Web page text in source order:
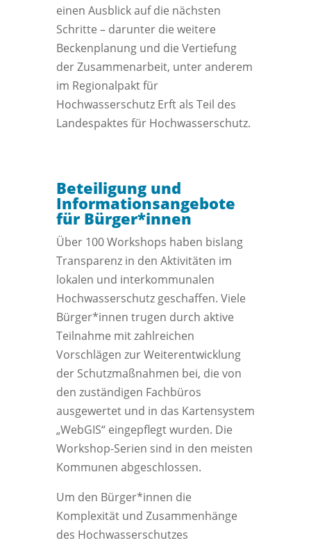
einen Ausblick auf die nächsten
Schritte – darunter die weitere
Beckenplanung und die Vertiefung
der Zusammenarbeit, unter anderem
im Regionalpakt für
Hochwasserschutz Erft als Teil des
Landespaktes für Hochwasserschutz.
Beteiligung und
Informationsangebote
für Bürger*innen
Über 100 Workshops haben bislang
Transparenz in den Aktivitäten im
lokalen und interkommunalen
Hochwasserschutz geschaffen. Viele
Bürger*innen trugen durch aktive
Teilnahme mit zahlreichen
Vorschlägen zur Weiterentwicklung
der Schutzmaßnahmen bei, die von
den zuständigen Fachbüros
ausgewertet und in das Kartensystem
„WebGIS“ eingepflegt wurden. Die
Workshop-Serien sind in den meisten
Kommunen abgeschlossen.
Um den Bürger*innen die
Komplexität und Zusammenhänge
des Hochwasserschutzes